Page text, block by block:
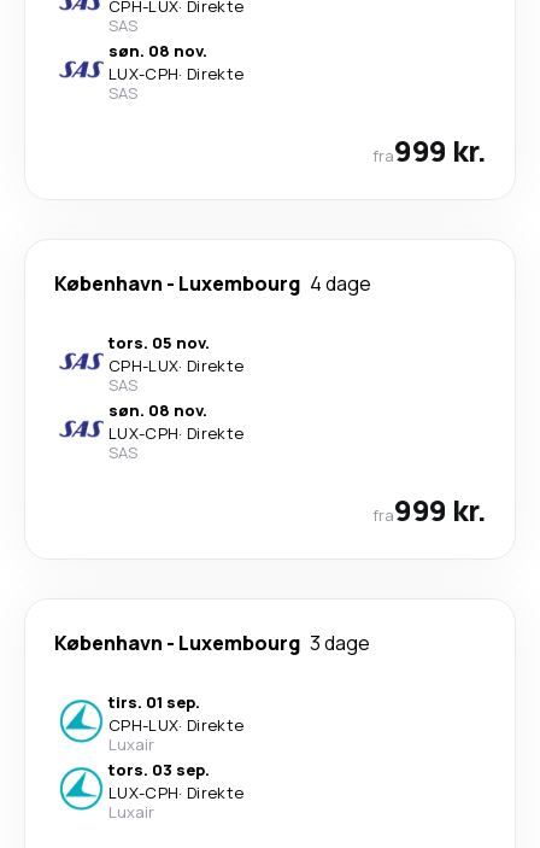
CPH-LUX· Direkte
SAS
søn. 08 nov.
LUX-CPH· Direkte
SAS
fra999 kr.
København - Luxembourg 4 dage
tors. 05 nov.
CPH-LUX· Direkte
SAS
søn. 08 nov.
LUX-CPH· Direkte
SAS
fra999 kr.
København - Luxembourg 3 dage
tirs. 01 sep.
CPH-LUX· Direkte
Luxair
tors. 03 sep.
LUX-CPH· Direkte
Luxair